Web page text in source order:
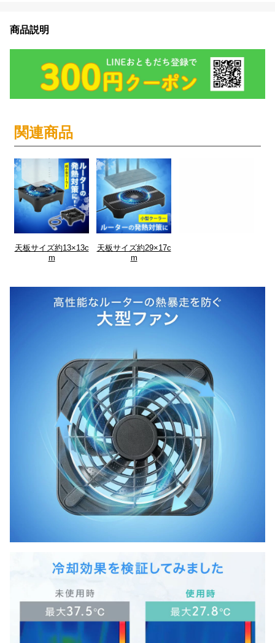
商品説明
関連商品
天板サイズ約13×13c
m
天板サイズ約29×17c
m